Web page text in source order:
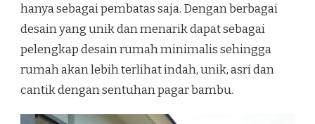
hanya sebagai pembatas saja. Dengan berbagai
desain yang unik dan menarik dapat sebagai
pelengkap desain rumah minimalis sehingga
rumah akan lebih terlihat indah, unik, asri dan
cantik dengan sentuhan pagar bambu.